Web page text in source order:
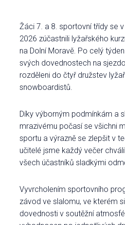
Žáci 7. a 8. sportovní třídy se
2026 zúčastnili lyžařského
na Dolní Moravě. Po celý
svých dovednostech na
rozděleni do čtyř družstev
snowboardistů.
Díky výborným podmínkám a
mrazivému počasí se všichni
sportu a výrazně se zlepšit v
učitelé jsme každý večer
všech účastníků sladkými
Vyvrcholením sportovního
závod ve slalomu, ve kterém
dovednosti v soutěžní